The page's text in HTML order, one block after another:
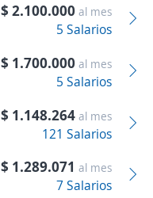
$ 2.100.000 al mes
5 Salarios
$ 1.700.000 al mes
5 Salarios
$ 1.148.264 al mes
121 Salarios
$ 1.289.071 al mes
7 Salarios